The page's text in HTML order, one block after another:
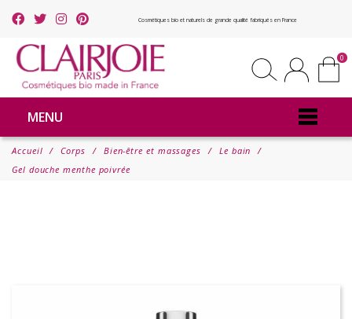
Cosmétiques bio et naturels de grande qualité fabriqués en France
0
MENU
Accueil Corps Bien-être et massages
Le bain
Gel douche menthe poivrée